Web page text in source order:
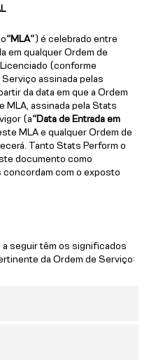
“MLA”) é celebrado entre
em qualquer Ordem de
(conforme
assinada pelas
da data em que a Ordem
MLA, assinada pela Stats
(a“Data de Entrada em
MLA e qualquer Ordem de
Tanto Stats Perform o
documento como
concordam com o exposto
a seguir têm os significados
da Ordem de Serviço: